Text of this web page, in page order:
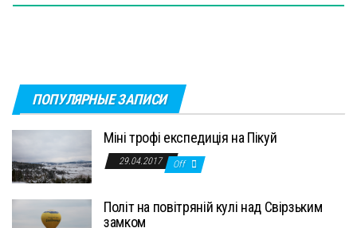
ПОПУЛЯРНЫЕ ЗАПИСИ
Міні трофі експедиція на Пікуй
29.04.2017 Off
Політ на повітряній кулі над Свірзьким
замком